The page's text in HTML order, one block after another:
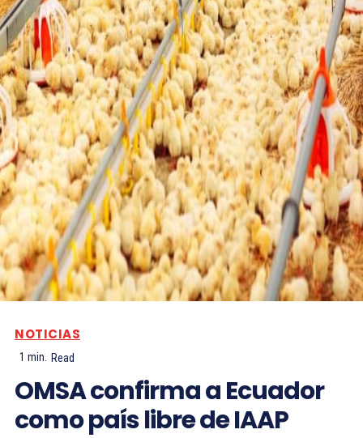
NOTICIAS
1 min. Read
OMSA confirma a Ecuador
como país libre de IAAP